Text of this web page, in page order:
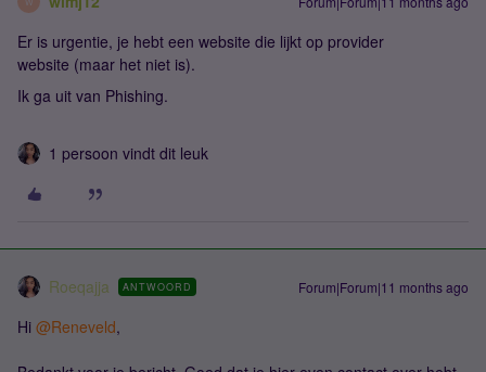
Er is urgentie, je hebt een website die lijkt op provider
website (maar het niet is).
Ik ga uit van Phishing.
1 persoon vindt dit leuk
Roeqajja ANTWOORD Forum|Forum|11 months ago
Hi ​ @Reneveld,